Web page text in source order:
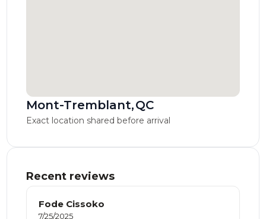
Mont-Tremblant,QC
Exact location shared before arrival
Recent reviews
Fode Cissoko
7/25/2025